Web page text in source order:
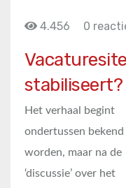
4.456
0
stabiliseert?
Het verhaal begint
ondertussen
worden, maar na de
‘discussie’ over het